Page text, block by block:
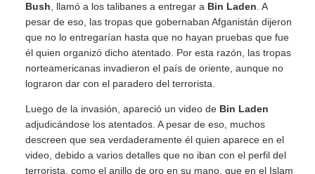
Bush , llamó a los talibanes a entregar a Bin Laden . A
pesar de eso, las tropas que gobernaban Afganistán dijeron
que no lo entregarían hasta que no hayan pruebas que fue
él quien organizó dicho atentado. Por esta razón, las tropas
norteamericanas invadieron el país de oriente, aunque no
lograron dar con el paradero del terrorista.
Luego de la invasión, apareció un video de Bin Laden
adjudicándose los atentados. A pesar de eso, muchos
descreen que sea verdaderamente él quien aparece en el
video, debido a varios detalles que no iban con el perfil del
terrorista, como el anillo de oro en su mano, que en el Islam